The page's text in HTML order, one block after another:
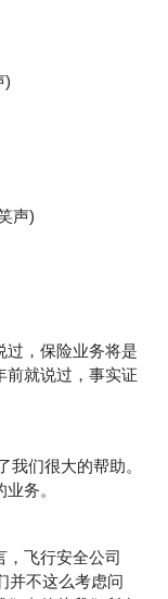
)
声)
过，保险业务将是
前就说过，事实证
们很大的帮助。
务。
，飞行安全公司
并不这么考虑问